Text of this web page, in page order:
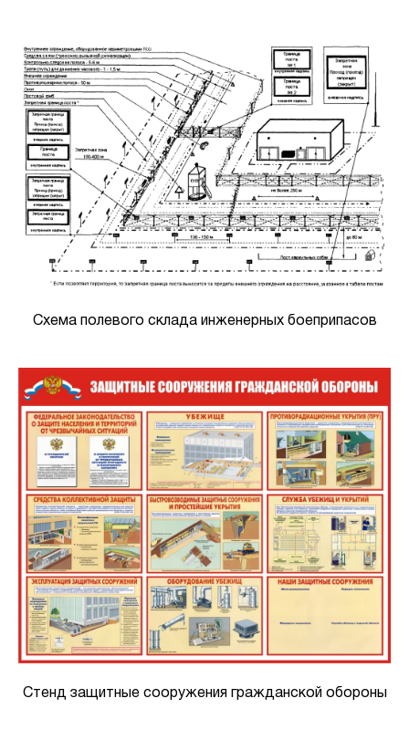
Схема полевого склада инженерных боеприпасов
Стенд защитные сооружения гражданской обороны